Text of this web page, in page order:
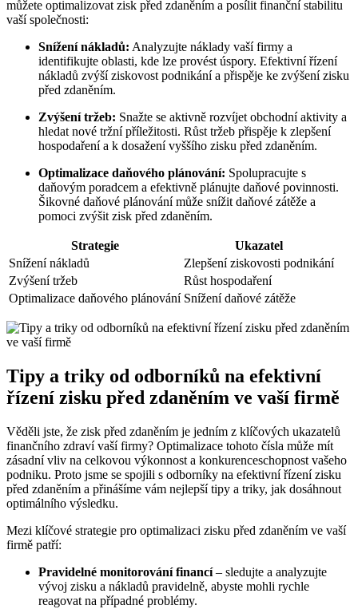
můžete optimalizovat zisk před zdaněním a posílit finanční stabilitu
vaší společnosti:
Snížení nákladů: Analyzujte náklady vaší firmy a
identifikujte oblasti, kde lze provést úspory. Efektivní řízení
nákladů zvýší ziskovost podnikání a přispěje ke zvýšení zisku
před zdaněním.
Zvýšení tržeb: Snažte se aktivně rozvíjet obchodní aktivity a
hledat nové tržní příležitosti. Růst tržeb přispěje k zlepšení
hospodaření a k dosažení vyššího zisku před zdaněním.
Optimalizace daňového plánování: Spolupracujte s
daňovým poradcem a efektivně plánujte daňové povinnosti.
Šikovné daňové plánování může snížit daňové zátěže a
pomoci zvýšit zisk před zdaněním.
Strategie
Ukazatel
Snížení nákladů
Zlepšení ziskovosti podnikání
Zvýšení tržeb
Růst hospodaření
Optimalizace daňového plánování Snížení daňové zátěže
Tipy a triky od odborníků na efektivní
řízení zisku před zdaněním ve vaší firmě
Věděli jste, že zisk před zdaněním je jedním z klíčových ukazatelů
finančního zdraví vaší firmy? Optimalizace tohoto čísla může mít
zásadní vliv na celkovou výkonnost a konkurenceschopnost vašeho
podniku. Proto jsme se spojili s odborníky na efektivní řízení zisku
před zdaněním a přinášíme vám nejlepší tipy a triky, jak dosáhnout
optimálního výsledku.
Mezi klíčové strategie pro optimalizaci zisku před zdaněním ve vaší
firmě patří:
Pravidelné monitorování financí– sledujte a analyzujte
vývoj zisku a nákladů pravidelně, abyste mohli rychle
reagovat na případné problémy.